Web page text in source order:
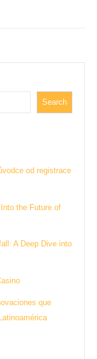
Search
od registrace
the Future of
A Deep Dive into
que